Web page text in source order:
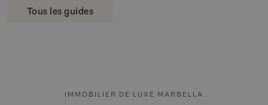
Tous les guides
IMMOBILIER DE LUXE MARBELLA